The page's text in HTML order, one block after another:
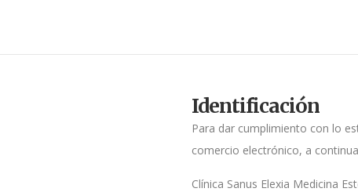
Identificación
Para dar cumplimiento con lo
comercio electrónico, a
Clínica Sanus Elexia Medicina